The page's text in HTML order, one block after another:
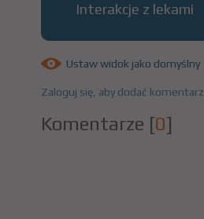
Interakcje z lekami
Ustaw widok jako domyślny
Zaloguj się, aby dodać komentarz
Komentarze [0]